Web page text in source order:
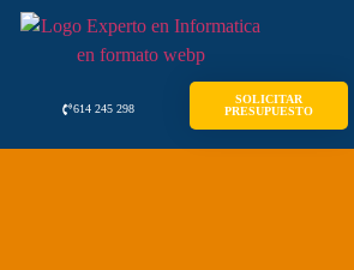
614 245 298
SOLICITAR
PRESUPUESTO